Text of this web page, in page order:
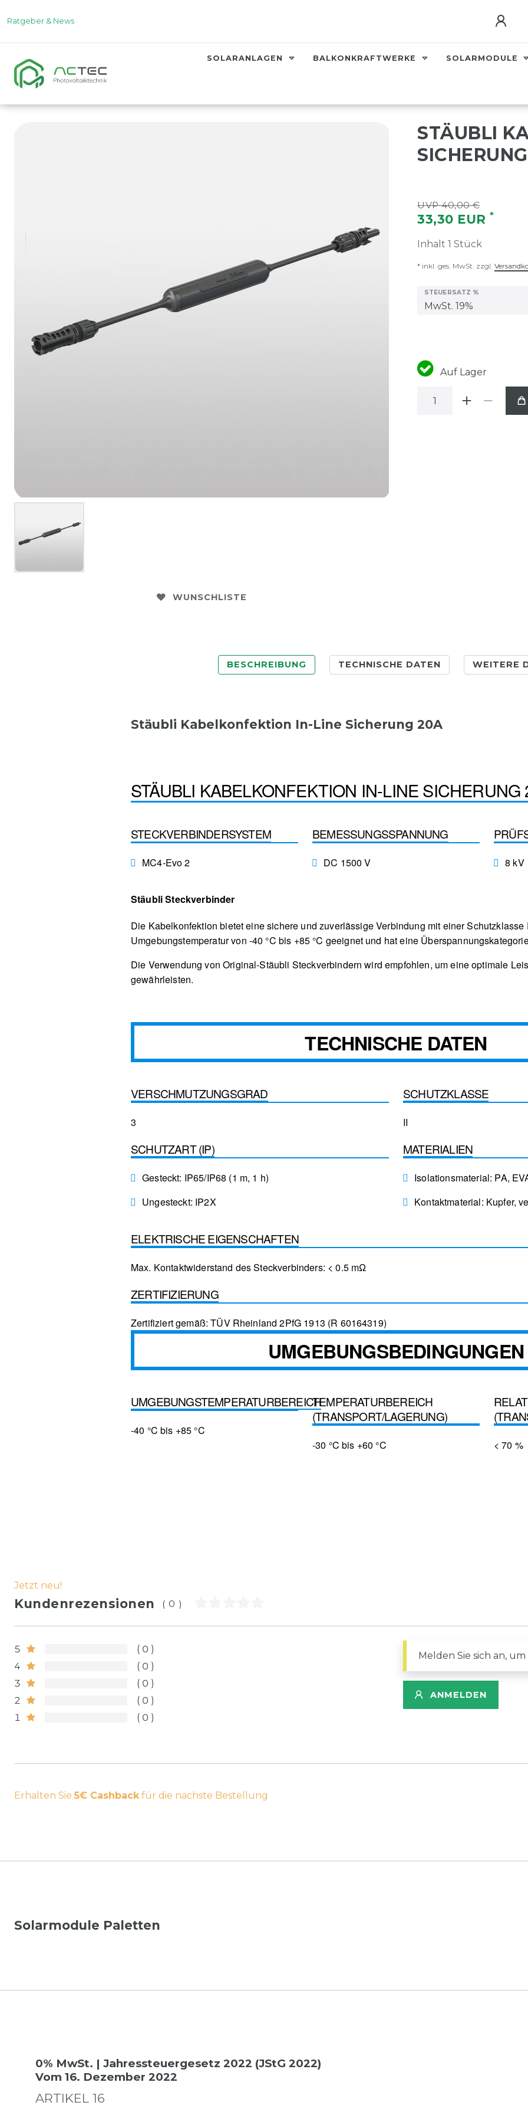
Ratgeber & News
SOLARANLAGEN BALKONKRAFTWERKE SOLARMODULE
WUNSCHLISTE
STÄUBLI
UVP 40,00 €
33,30 EUR *
Inhalt 1 Stück
* inkl. ges. MwSt. zzgl.
STEUERSATZ %
Auf Lager
BESCHREIBUNG TECHNISCHE DATEN WEITERE
Stäubli Kabelkonfektion In-Line Sicherung 20A
STÄUBLI KABELKONFEKTION IN-LINE SICHERUNG
STECKVERBINDERSYSTEM
MC4-Evo 2
BEMESSUNGSSPANNUNG
DC 1500 V 8 kV
Stäubli Steckverbinder
Die Kabelkonfektion bietet eine sichere und zuverlässige Verbindung mit einer Schutzklasse
Umgebungstemperatur von -40 °C bis +85 °C geeignet und hat eine
Die Verwendung von Original-Stäubli Steckverbindern wird empfohlen, um eine optimale
gewährleisten.
TECHNISCHE DATEN
VERSCHMUTZUNGSGRAD
3
SCHUTZKLASSE
II
SCHUTZART (IP)
Gesteckt: IP65/IP68 (1 m, 1 h)
Ungesteckt: IP2X
MATERIALIEN
Isolationsmaterial: PA,
Kontaktmaterial: Kupfer,
ELEKTRISCHE EIGENSCHAFTEN
Max. Kontaktwiderstand des Steckverbinders: < 0.5 mΩ
ZERTIFIZIERUNG
Zertifiziert gemäß: TÜV Rheinland 2PfG 1913 (R 60164319)
UMGEBUNGSBEDINGUNGEN
UMGEBUNGSTEMPERATURBEREICH
-40 °C bis +85 °C
TEMPERATURBEREICH
(TRANSPORT/LAGERUNG)
-30 °C bis +60 °C < 70 %
Jetzt neu!
Kundenrezensionen (0)
5
0
4
0
3
0
2
0
1
0
Melden Sie sich an,
ANMELDEN
Erhalten Sie 5€ Cashbackfür die nächste Bestellung
Solarmodule Paletten
0% MwSt. | Jahressteuergesetz 2022 (JStG 2022)
Vom 16. Dezember 2022
ARTIKEL 16